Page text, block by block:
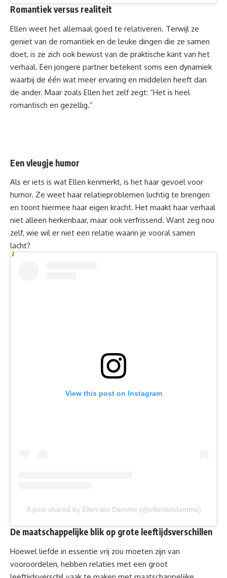
Romantiek versus realiteit
Ellen weet het allemaal goed te relativeren. Terwijl ze
geniet van de romantiek en de leuke dingen die ze samen
doet, is ze zich ook bewust van de praktische kant van het
verhaal. Een jongere partner betekent soms een dynamiek
waarbij de één wat meer ervaring en middelen heeft dan
de ander. Maar zoals Ellen het zelf zegt: “Het is heel
romantisch en gezellig.”
Een vleugje humor
Als er iets is wat Ellen kenmerkt, is het haar gevoel voor
humor. Ze weet haar relatieproblemen luchtig te brengen
en toont hiermee haar eigen kracht. Het maakt haar verhaal
niet alleen herkenbaar, maar ook verfrissend. Want zeg nou
zelf, wie wil er niet een relatie waarin je vooral samen
lacht?
View this post on Instagram
A post shared by Ellen ten Damme (@ellentendamme)
De maatschappelijke blik op grote leeftijdsverschillen
Hoewel liefde in essentie vrij zou moeten zijn van
vooroordelen, hebben relaties met een groot